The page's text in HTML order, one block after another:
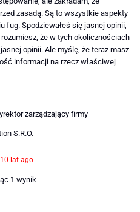
zasadą. Są to wszystkie aspekty
fug. Spodziewałeś się jasnej opinii,
że w tych okolicznościach
opinii. Ale myślę, że teraz masz
informacji na rzecz właściwej
zarządzający firmy
S.R.O.
10 lat ago
1 wynik